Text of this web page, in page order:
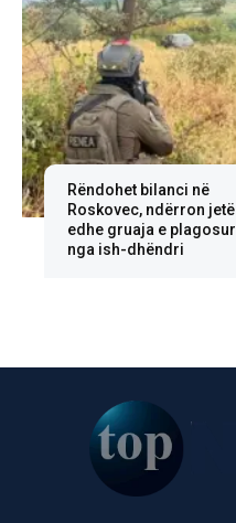
Rëndohet bilanci në
Roskovec, ndërron jetë
edhe gruaja e plagosur
nga ish-dhëndri